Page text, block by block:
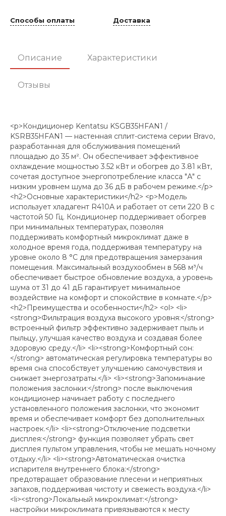
Способы оплаты Доставка
Описание Характеристики
Отзывы
<p>Кондиционер Kentatsu KSGB35HFAN1 /
KSRB35HFAN1 — настенная сплит-система серии Bravo,
разработанная для обслуживания помещений
площадью до 35 м². Он обеспечивает эффективное
охлаждение мощностью 3.52 кВт и обогрев до 3.81 кВт,
сочетая доступное энергопотребление класса "А" с
низким уровнем шума до 36 дБ в рабочем режиме.</p>
<h2>Основные характеристики</h2> <p>Модель
использует хладагент R410A и работает от сети 220 В с
частотой 50 Гц. Кондиционер поддерживает обогрев
при минимальных температурах, позволяя
поддерживать комфортный микроклимат даже в
холодное время года, поддерживая температуру на
уровне около 8 °C для предотвращения замерзания
помещения. Максимальный воздухообмен в 568 м³/ч
обеспечивает быстрое обновление воздуха, а уровень
шума от 31 до 41 дБ гарантирует минимальное
воздействие на комфорт и спокойствие в комнате.</p>
<h2>Преимущества и особенности</h2> <ol> <li>
<strong>Фильтрация воздуха высокого уровня:</strong>
встроенный фильтр эффективно задерживает пыль и
пыльцу, улучшая качество воздуха и создавая более
здоровую среду.</li> <li><strong>Комфортный сон:
</strong> автоматическая регулировка температуры во
время сна способствует улучшению самочувствия и
снижает энергозатраты.</li> <li><strong>Запоминание
положения заслонки:</strong> после выключения
кондиционер начинает работу с последнего
установленного положения заслонки, что экономит
время и обеспечивает комфорт без дополнительных
настроек.</li> <li><strong>Отключение подсветки
дисплея:</strong> функция позволяет убрать свет
дисплея пультом управления, чтобы не мешать ночному
отдыху.</li> <li><strong>Автоматическая очистка
испарителя внутреннего блока:</strong>
предотвращает образование плесени и неприятных
запахов, поддерживая чистоту и свежесть воздуха.</li>
<li><strong>Локальный микроклимат:</strong>
настройки микроклимата привязываются к месту